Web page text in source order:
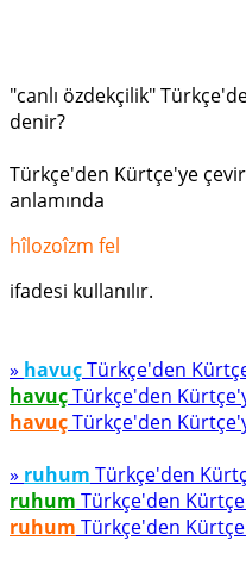
"canlı özdekçilik"
denir?
Türkçe'den Kürtçe'ye
anlamında
hîlozoîzm fel
ifadesi kullanılır.
» havuçTürkçe'den
havuçTürkçe'den
havuçTürkçe'den
» ruhum Türkçe'den
ruhum Türkçe'den
ruhum Türkçe'den